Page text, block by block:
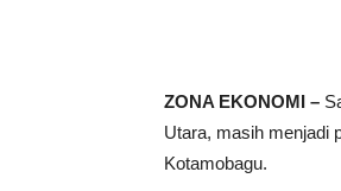
ZONA EKONOMI –
Utara, masih menjadi
Kotamobagu.